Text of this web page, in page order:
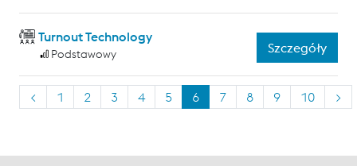
Turnout Technology
Podstawowy Szczegóły
< 1 2 3 4 5 6 7 8 9 10 >